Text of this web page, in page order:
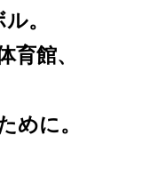
。
育館、
めに。